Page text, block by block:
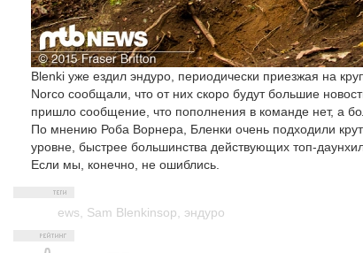
Blenki уже ездил эндуро, периодически приезжая на
Norco сообщали, что от них скоро будут большие
пришло сообщение, что пополнения в команде нет, а
По мнению Роба Ворнера, Бленки очень подходили
уровне, быстрее большинства действующих топ-
Если мы, конечно, не ошиблись.
ews Sam Blenkinsop эндуро